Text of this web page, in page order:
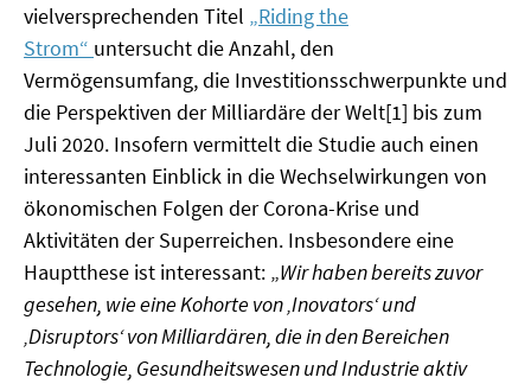
MATERIALIEN ZU DEN MEMORANDEN
MATERIALIEN ZUR SOMMERSCHULE
MEMO-FORUM
SOMMERSCHULE
SOMMERSCHULE 2025
SOMMERSCHULE 2024
SOMMERSCHULE 2023
vielversprechenden Titel „Riding the
Strom“ untersucht die Anzahl, den
Vermögensumfang, die Investitionsschwerpunkte und
die Perspektiven der Milliardäre der Welt[1] bis zum
Juli 2020. Insofern vermittelt die Studie auch einen
interessanten Einblick in die Wechselwirkungen von
ökonomischen Folgen der Corona-Krise und
Aktivitäten der Superreichen. Insbesondere eine
Hauptthese ist interessant: „Wir haben bereits zuvor
gesehen, wie eine Kohorte von ‚Inovators‘ und
‚Disruptors‘ von Milliardären, die in den Bereichen
Technologie, Gesundheitswesen und Industrie aktiv